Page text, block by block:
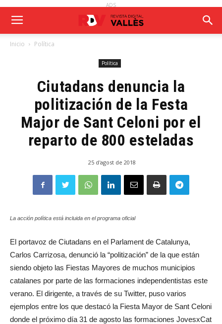
ADS
Inicio Política
Política
Ciutadans denuncia la
politización de la Festa
Major de Sant Celoni por el
reparto de 800 esteladas
25 d'agost de 2018
La acción política está incluida en el programa oficial
El portavoz de Ciutadans en el Parlament de Catalunya,
Carlos Carrizosa, denunció la “politización” de la que están
siendo objeto las Fiestas Mayores de muchos municipios
catalanes por parte de las formaciones independentistas este
verano. El dirigente, a través de su Twitter, puso varios
ejemplos entre los que destacó la Fiesta Mayor de Sant Celoni
donde el próximo día 31 de agosto las formaciones JovesxCat